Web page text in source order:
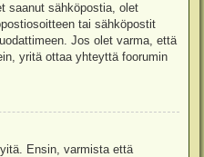
saanut sähköpostia, olet
tai sähköpostit
Jos olet varma, että
yritä ottaa yhteyttä foorumin
Ensin, varmista että